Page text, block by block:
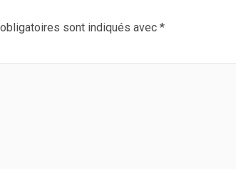
sont indiqués avec *